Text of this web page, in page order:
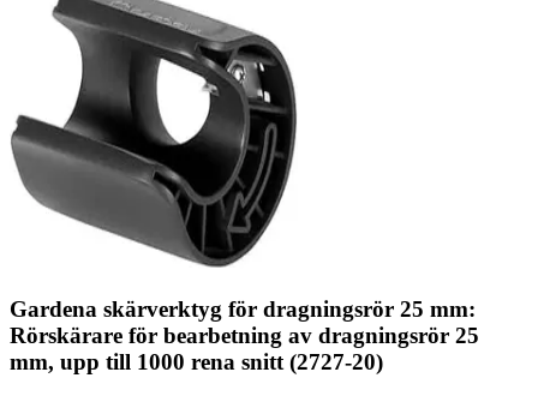
Gardena skärverktyg för dragningsrör 25 mm:
Rörskärare för bearbetning av dragningsrör 25
mm, upp till 1000 rena snitt (2727-20)